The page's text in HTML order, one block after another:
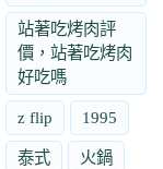
站著吃烤肉評
價，站著吃烤肉
好吃嗎
z flip 1995
泰式 火鍋